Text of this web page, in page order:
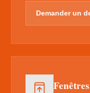
Demander un